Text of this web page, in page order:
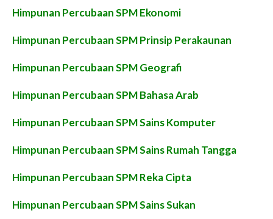
Himpunan Percubaan SPM Ekonomi
Himpunan Percubaan SPM Prinsip Perakaunan
Himpunan Percubaan SPM Geografi
Himpunan Percubaan SPM Bahasa Arab
Himpunan Percubaan SPM Sains Komputer
Himpunan Percubaan SPM Sains Rumah Tangga
Himpunan Percubaan SPM Reka Cipta
Himpunan Percubaan SPM Sains Sukan